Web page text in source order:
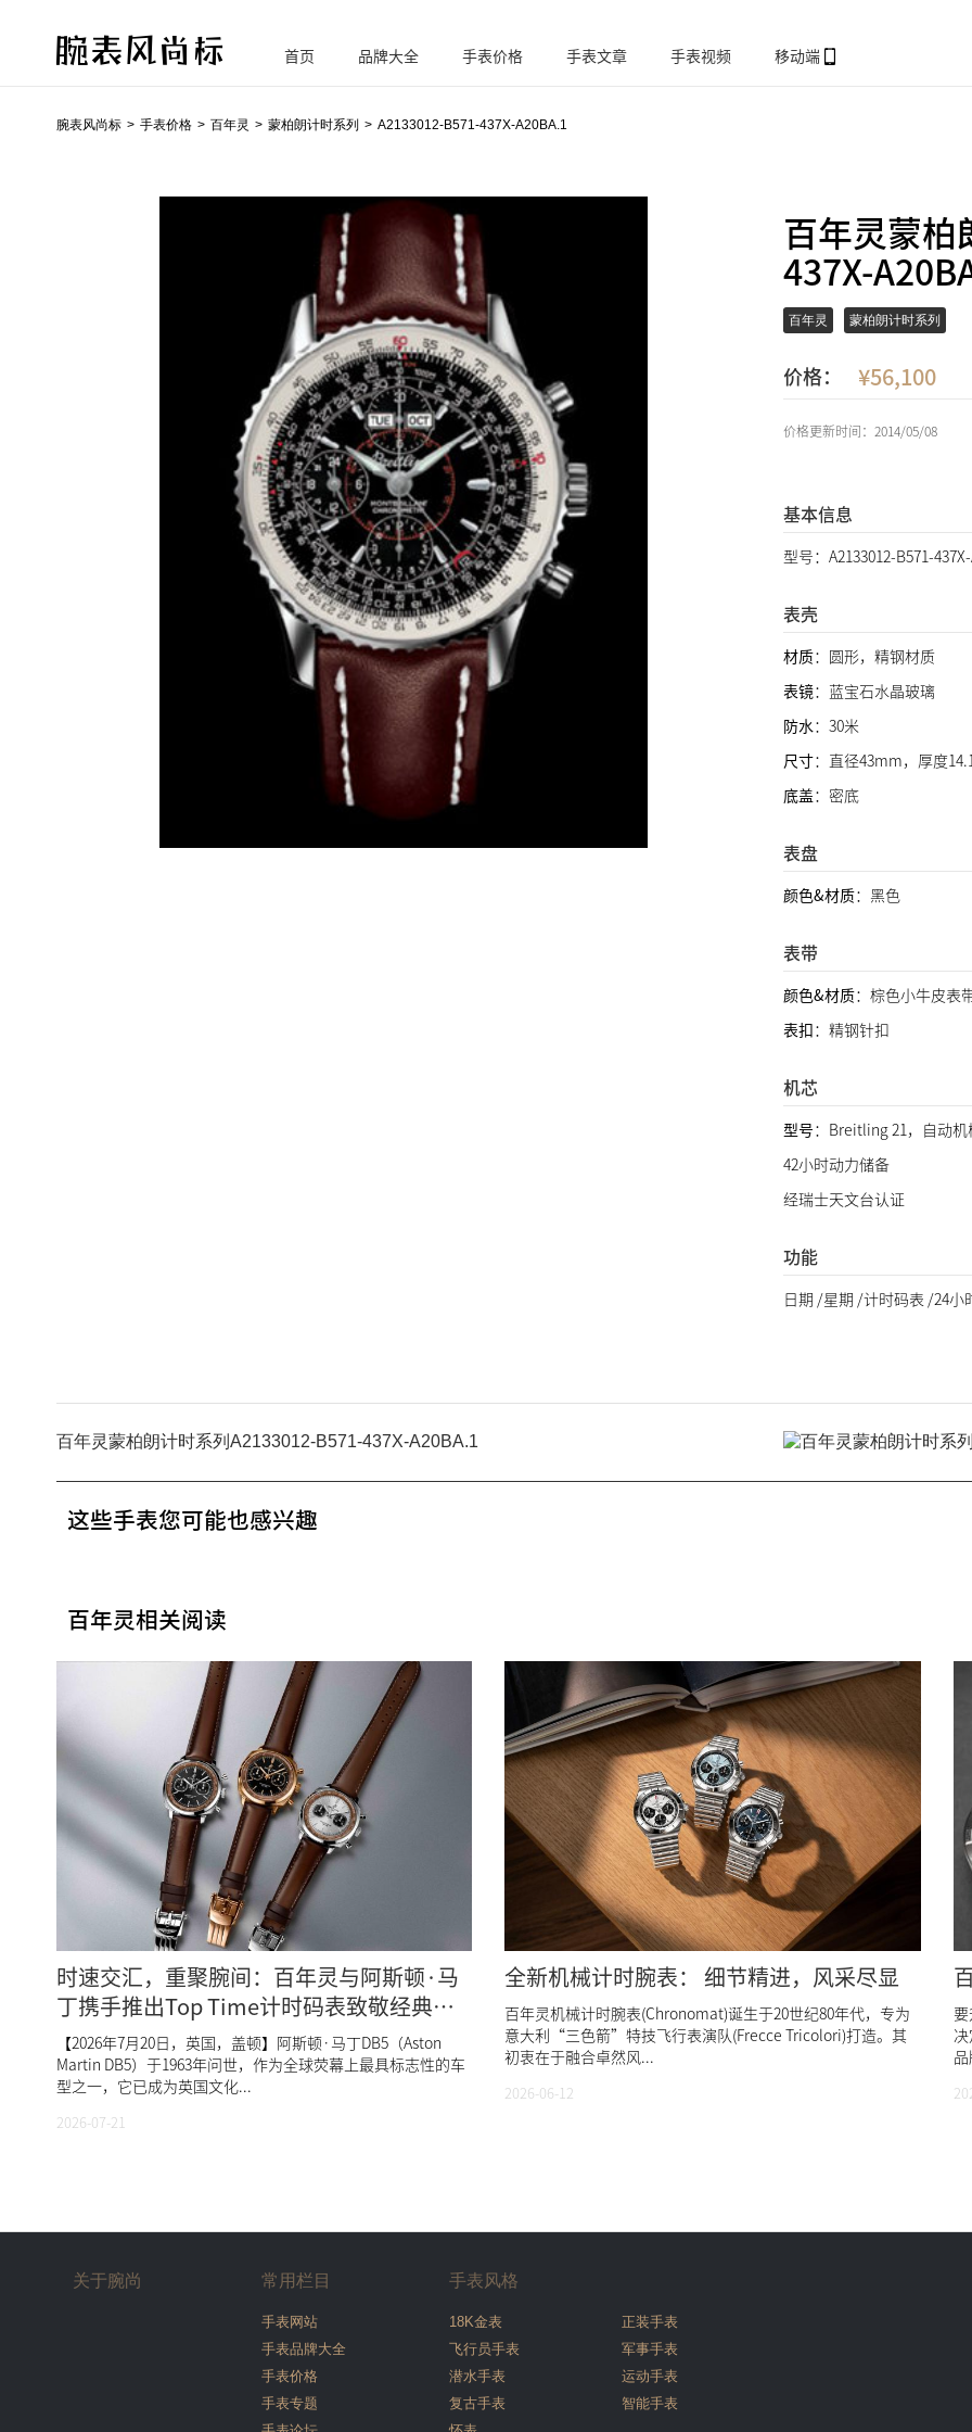
腕
首页 品牌大全 手表价格 手表文章 手表视频 移动端
腕表风尚标 手表价格 百年灵 蒙柏朗计时系列 A2133012-B571-437X-A20BA.1
百年灵蒙柏
437X-
百年灵 蒙柏朗计时系列
价格： 56,100
价格更新时间：2014/05/08
基本信息
型号：A2133012-B571-
表壳
材质：圆形，精钢材质
表镜：蓝宝石水晶玻璃
防水：30米
尺寸：直径43mm，厚度
底盖：密底
表盘
颜色&材质：黑色
表带
颜色&材质：棕色小牛皮表
表扣：精钢针扣
机芯
型号：Breitling 21，自动机
42小时动力储备
经瑞士天文台认证
功能
日期 /星期 /计时码表 /24小
百年灵蒙柏朗计时系列A2133012-B571-437X-A20BA.1
这些手表您可能也感兴趣
百年灵相关阅读
时速交汇，重聚腕间：百年灵与阿斯顿·马
丁携手推出Top Time计时码表致敬经典
DB5
【2026年7月20日，英国，盖顿】阿斯顿·马丁DB5（Aston
Martin DB5）于1963年问世，作为全球荧幕上最具标志性的车
型之一，它已成为英国文化...
2026-07-21
全新机械计时腕表： 细节精进，风采尽显
百年灵机械计时腕表(Chronomat)诞生于20世纪80年代，专为
意大利“三色箭”特技飞行表演队(Frecce Tricolori)打造。其
初衷在于融合卓然风...
2026-06-12
关于腕尚 常用栏目
手表网站
手表品牌大全
手表价格
手表专题
手表风格
18K金表
正装手表
飞行员手表
军事手表
潜水手表
运动手表
复古手表
智能手表